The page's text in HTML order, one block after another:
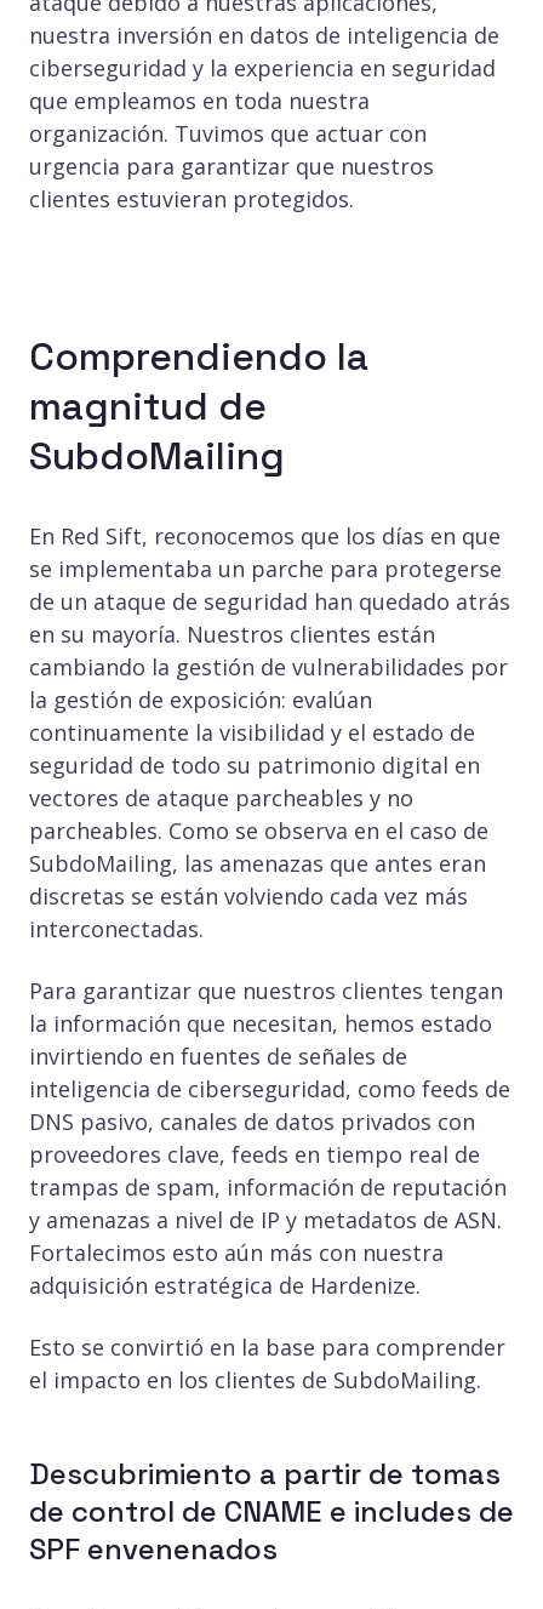
nuestra inversión en datos de inteligencia de
ciberseguridad y la experiencia en seguridad
que empleamos en toda nuestra
organización. Tuvimos que actuar con
urgencia para garantizar que nuestros
clientes estuvieran protegidos.
Comprendiendo la
magnitud de
SubdoMailing
En Red Sift, reconocemos que los días en que
se implementaba un parche para protegerse
de un ataque de seguridad han quedado atrás
en su mayoría. Nuestros clientes están
cambiando la gestión de vulnerabilidades por
la gestión de exposición: evalúan
continuamente la visibilidad y el estado de
seguridad de todo su patrimonio digital en
vectores de ataque parcheables y no
parcheables. Como se observa en el caso de
SubdoMailing, las amenazas que antes eran
discretas se están volviendo cada vez más
interconectadas.
Para garantizar que nuestros clientes tengan
la información que necesitan, hemos estado
invirtiendo en fuentes de señales de
inteligencia de ciberseguridad, como feeds de
DNS pasivo, canales de datos privados con
proveedores clave, feeds en tiempo real de
trampas de spam, información de reputación
y amenazas a nivel de IP y metadatos de ASN.
Fortalecimos esto aún más con nuestra
adquisición estratégica de Hardenize.
Esto se convirtió en la base para comprender
el impacto en los clientes de SubdoMailing.
Descubrimiento a partir de tomas
de control de CNAME e includes de
SPF envenenados